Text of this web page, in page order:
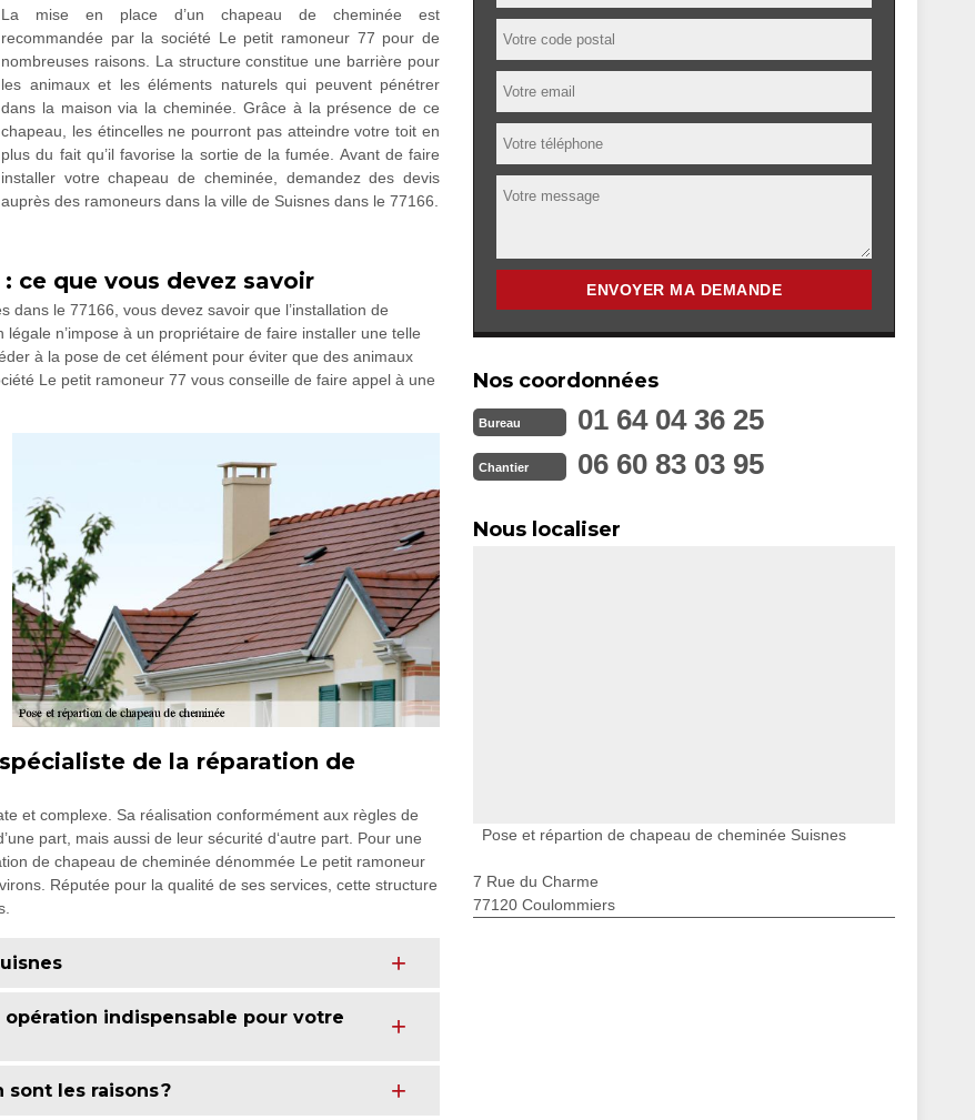
La mise en place d’un chapeau de cheminée est
recommandée par la société Le petit ramoneur 77 pour de
nombreuses raisons. La structure constitue une barrière pour
les animaux et les éléments naturels qui peuvent pénétrer
dans la maison via la cheminée. Grâce à la présence de ce
chapeau, les étincelles ne pourront pas atteindre votre toit en
plus du fait qu’il favorise la sortie de la fumée. Avant de faire
installer votre chapeau de cheminée, demandez des devis
auprès des ramoneurs dans la ville de Suisnes dans le 77166.
ce que vous devez savoir
dans le 77166, vous devez savoir que l’installation de
n’impose à un propriétaire de faire installer une telle
à la pose de cet élément pour éviter que des animaux
Le petit ramoneur 77 vous conseille de faire appel à une
de la réparation de
et complexe. Sa réalisation conformément aux règles de
part, mais aussi de leur sécurité d‘autre part. Pour une
de chapeau de cheminée dénommée Le petit ramoneur
Réputée pour la qualité de ses services, cette structure
indispensable pour votre
les raisons ?
Nos coordonnées
Bureau 01 64 04 36 25
Chantier 06 60 83 03 95
Nous localiser
Pose et répartion de chapeau de cheminée Suisnes
7 Rue du Charme
77120 Coulommiers